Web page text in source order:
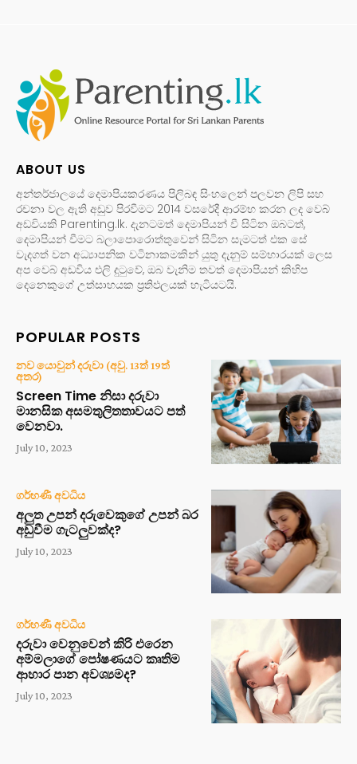
ABOUT US
අන්තර්ජාලයේ දෙමාපියකරණය පිලිබඳ සිංහලෙන් පලවන ලිපි සහ
රචනා වල ඇති අඩුව පිරවීමට 2014 වසරේදී ආරම්භ කරන ලද වෙබ්
අඩවියකි Parenting.lk. දැනටමත් දෙමාපියන් වී සිටින ඔබටත්,
දෙමාපියන් වීමට බලාපොරොත්තුවෙන් සිටින සැමටත් එක සේ
වැදගත් වන අධ්‍යාපනික වටිනාකමකින් යුතු දැනුම් සම්භාරයක් ලෙස
අප වෙබ් අඩවිය එලි දුටුවේ, ඔබ වැනිම තවත් දෙමාපියන් කිහිප
දෙනෙකුගේ උත්සාහයක ප්‍රතිඵලයක් හැටියටයි.
POPULAR POSTS
නව යොවුන් දරුවා (අවු. 13ත් 19ත්
අතර)
Screen Time නිසා දරුවා
මානසික අසමතුලිතතාවයට පත්
වෙනවා.
July 10, 2023
ගර්භණී අවධිය
අලුත උපන් දරුවෙකුගේ උපන් බර
අඩුවීම ගැටලුවක්ද?
July 10, 2023
ගර්භණී අවධිය
දරුවා වෙනුවෙන් කිරි එරෙන
අම්මලාගේ පෝෂණයට කෘතිම
ආහාර පාන අවශ්‍යමද?
July 10, 2023